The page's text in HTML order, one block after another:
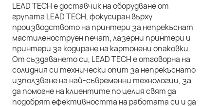
LEAD TECH е доставчик на оборудване от
групата LEAD TECH, фокусиран върху
производството на принтери за непрекъснат
мастиленоструен печат, лазерни принтери и
принтери за кодиране на картонени опаковки.
От създаването си, LEAD TECH е отговорна на
солидния си технически опит за непрекъснато
използване на най-съвременни технологии, за
да помогне на клиентите по целия свят да
подобрят ефективността на работата си и да